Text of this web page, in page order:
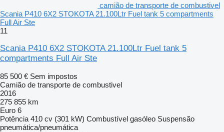
camião de transporte de combustivel
Scania P410 6X2 STOKOTA 21.100Ltr Fuel tank 5 compartments
Full Air Ste
11
Scania P410 6X2 STOKOTA 21.100Ltr Fuel tank 5
compartments Full Air Ste
85 500 € Sem impostos
Camião de transporte de combustivel
2016
275 855 km
Euro 6
Potência 410 cv (301 kW) Combustível gasóleo Suspensão
pneumática/pneumática